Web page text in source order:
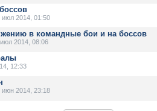
июл 2014, 01:50
в командные бои и на боссов
2014, 08:06
12:33
июн 2014, 23:18